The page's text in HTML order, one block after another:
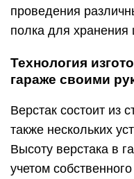
проведения
полка для
Технология
гараже своими
Верстак состоит из
также нескольких
Высоту верстака в
учетом